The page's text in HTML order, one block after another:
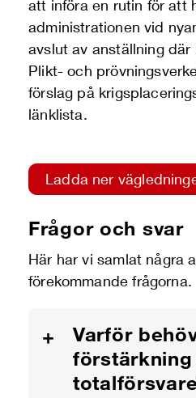
att införa en rutin för att
administrationen vid
avslut av anställning där
Plikt- och
förslag på
länklista.
Ladda ner
Frågor och svar
Här har vi samlat några
förekommande frågorna.
+
Varför
förstärkning